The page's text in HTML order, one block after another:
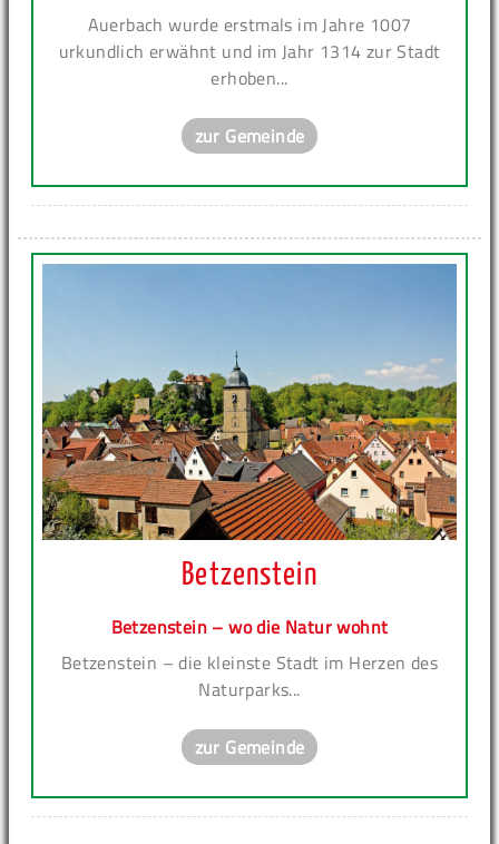
Auerbach wurde erstmals im Jahre 1007
urkundlich erwähnt und im Jahr 1314 zur Stadt
erhoben...
zur Gemeinde
Betzenstein
Betzenstein – wo die Natur wohnt
Betzenstein – die kleinste Stadt im Herzen des
Naturparks...
zur Gemeinde